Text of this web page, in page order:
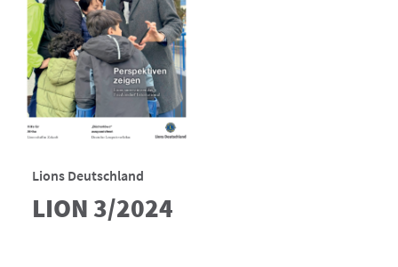
Lions Deutschland
LION 3/2024